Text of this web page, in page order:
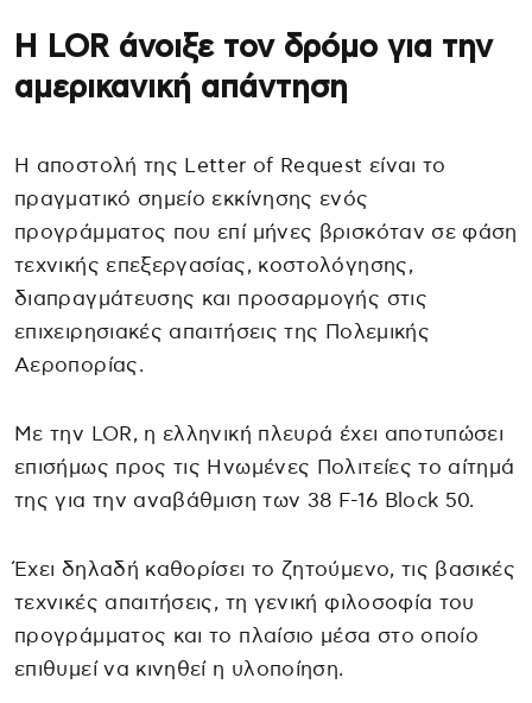
Η LOR άνοιξε τον δρόμο για την
αμερικανική απάντηση
Η αποστολή της Letter of Request είναι το
πραγματικό σημείο εκκίνησης ενός
προγράμματος που επί μήνες βρισκόταν σε φάση
τεχνικής επεξεργασίας, κοστολόγησης,
διαπραγμάτευσης και προσαρμογής στις
επιχειρησιακές απαιτήσεις της Πολεμικής
Αεροπορίας.
Με την LOR, η ελληνική πλευρά έχει αποτυπώσει
επισήμως προς τις Ηνωμένες Πολιτείες το αίτημά
της για την αναβάθμιση των 38 F-16 Block 50.
Έχει δηλαδή καθορίσει το ζητούμενο, τις βασικές
τεχνικές απαιτήσεις, τη γενική φιλοσοφία του
προγράμματος και το πλαίσιο μέσα στο οποίο
επιθυμεί να κινηθεί η υλοποίηση.